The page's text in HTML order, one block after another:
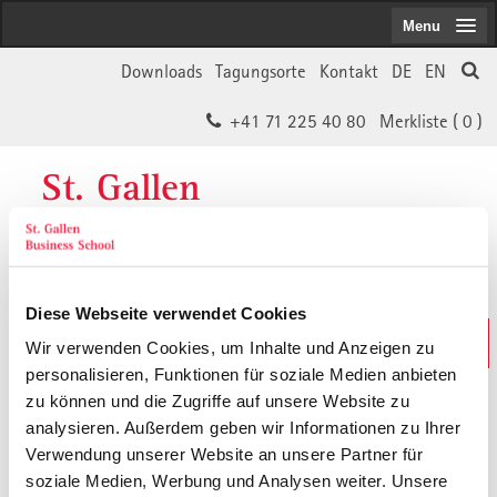
Diese Webseite verwendet Cookies
Wir verwenden Cookies, um Inhalte und Anzeigen zu
personalisieren, Funktionen für soziale Medien anbieten
zu können und die Zugriffe auf unsere Website zu
analysieren. Außerdem geben wir Informationen zu Ihrer
Verwendung unserer Website an unsere Partner für
soziale Medien, Werbung und Analysen weiter. Unsere
EN
DE
Kontakt
Tagungsorte
Downloads
Merkliste ( 0 )
+41 71 225 40 80
St. Gallen
Business School
Weiterbildungs-Suche
In 30 Sekunden das Passende finden
Menu
Der von Ihnen gesuchte Inhalt ist